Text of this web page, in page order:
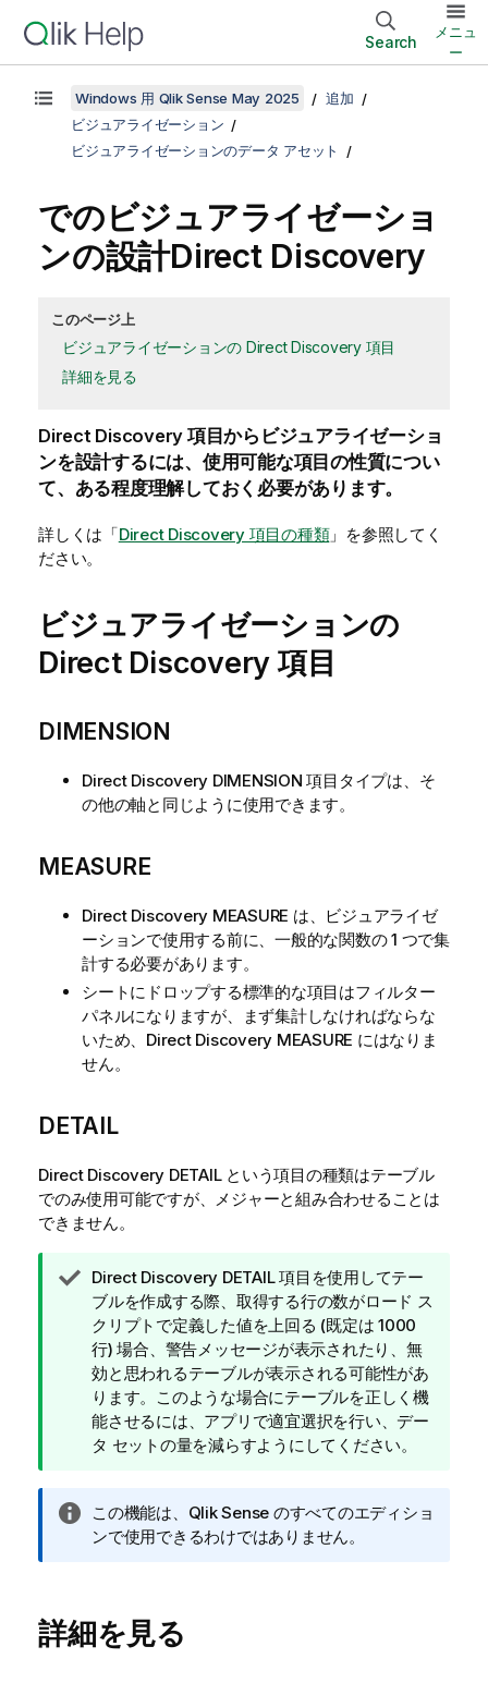
Search
メニュ
ー
Windows 用 Qlik Sense May 2025
追加
ビジュアライゼーション
ビジュアライゼーションのデータ アセット
でのビジュアライゼーショ
ンの設計Direct Discovery
このページ上
ビジュアライゼーションの Direct Discovery 項目
詳細を見る
Direct Discovery 項目からビジュアライゼーショ
ンを設計するには、使用可能な項目の性質につい
て、ある程度理解しておく必要があります。
詳しくは「Direct Discovery 項目の種類」を参照してく
ださい。
ビジュアライゼーションの
Direct Discovery項目
DIMENSION
Direct Discovery DIMENSION 項目タイプは、そ
の他の軸と同じように使用できます。
MEASURE
Direct Discovery MEASURE は、ビジュアライゼ
ーションで使用する前に、一般的な関数の 1 つで集
計する必要があります。
シートにドロップする標準的な項目はフィルター
パネルになりますが、まず集計しなければならな
いため、 Direct Discovery MEASURE にはなりま
せん。
DETAIL
Direct Discovery DETAILという項目の種類はテーブル
でのみ使用可能ですが、メジャーと組み合わせることは
できません。
ヒ
ン
ト
メ
モ
Direct Discovery DETAIL項目を使用してテー
ブルを作成する際、取得する行の数がロード ス
クリプトで定義した値を上回る (既定は 1000
行) 場合、警告メッセージが表示されたり、無
効と思われるテーブルが表示される可能性があ
ります。このような場合にテーブルを正しく機
能させるには、アプリで適宜選択を行い、デー
タ セットの量を減らすようにしてください。
情
報
この機能は、 Qlik Sense のすべてのエディショ
ンで使用できるわけではありません。
詳細を見る